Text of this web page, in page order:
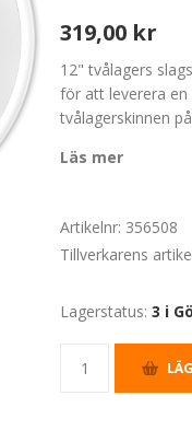
319,00 kr
12" tvålagers
för att leverera
tvålagerskinnen
Läs mer
Artikelnr: 356508
Tillverkarens
Lagerstatus: 3 i